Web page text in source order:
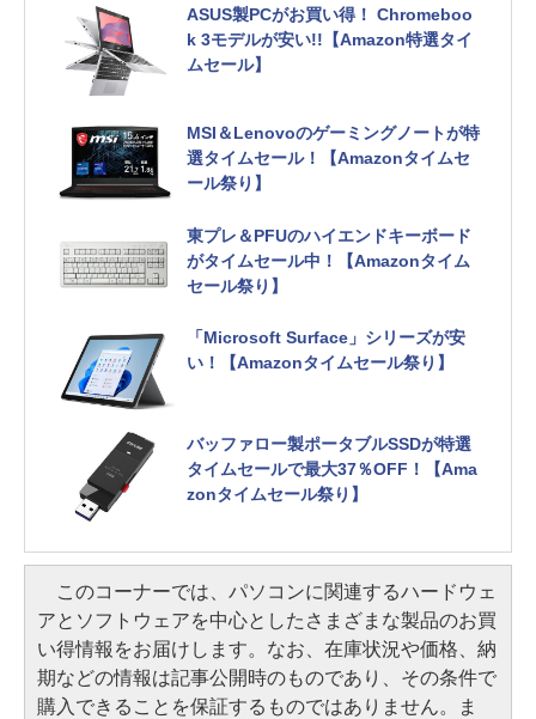
ASUS製PCがお買い得！ Chromeboo
k 3モデルが安い!!【Amazon特選タイ
ムセール】
MSI＆Lenovoのゲーミングノートが特
選タイムセール！【Amazonタイムセ
ール祭り】
東プレ＆PFUのハイエンドキーボード
がタイムセール中！【Amazonタイム
セール祭り】
「Microsoft Surface」シリーズが安
い！【Amazonタイムセール祭り】
バッファロー製ポータブルSSDが特選
タイムセールで最大37％OFF！【Ama
zonタイムセール祭り】
このコーナーでは、パソコンに関連するハードウェ
アとソフトウェアを中心としたさまざまな製品のお買
い得情報をお届けします。なお、在庫状況や価格、納
期などの情報は記事公開時のものであり、その条件で
購入できることを保証するものではありません。ま